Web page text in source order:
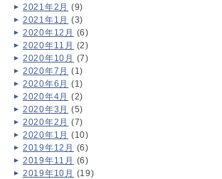
2021年2月 (9)
2021年1月 (3)
2020年12月 (6)
2020年11月 (2)
2020年10月 (7)
2020年7月 (1)
2020年6月 (1)
2020年4月 (2)
2020年3月 (5)
2020年2月 (7)
2020年1月 (10)
2019年12月 (6)
2019年11月 (6)
2019年10月 (19)